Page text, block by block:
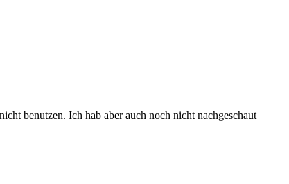
benutzen. Ich hab aber auch noch nicht nachgeschaut